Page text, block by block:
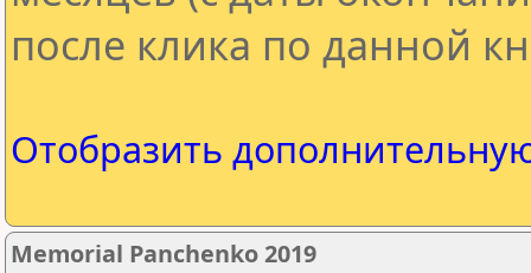
после клика по данной
Отобразить
Memorial Panchenko 2019